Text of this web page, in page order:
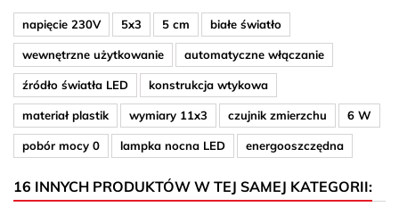
napięcie 230V 5x3 5 cm białe światło
wewnętrzne użytkowanie automatyczne włączanie
źródło światła LED konstrukcja wtykowa
materiał plastik wymiary 11x3 czujnik zmierzchu 6 W
pobór mocy 0 lampka nocna LED energooszczędna
16 INNYCH PRODUKTÓW W TEJ SAMEJ KATEGORII: